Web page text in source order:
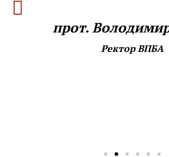
прот.
Ректор ВПБА